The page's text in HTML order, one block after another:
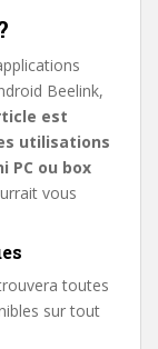
Beelink,
est
utilisations
PC ou box
vous
toutes
sur tout